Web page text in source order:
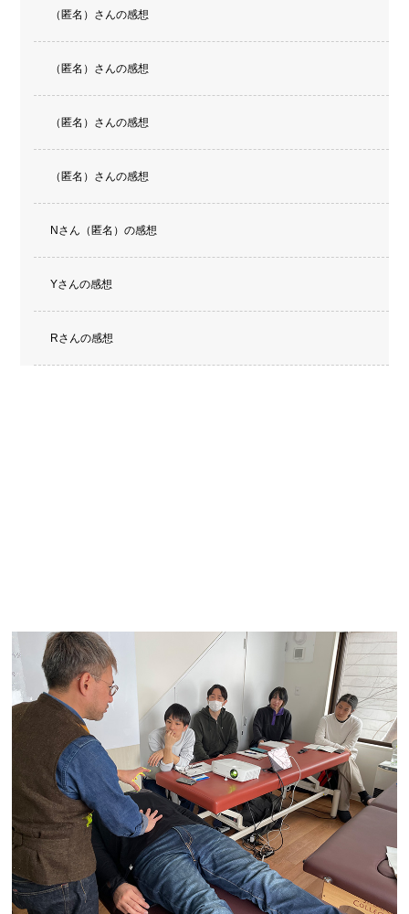
（匿名）さんの感想
（匿名）さんの感想
（匿名）さんの感想
（匿名）さんの感想
Nさん（匿名）の感想
Yさんの感想
Rさんの感想